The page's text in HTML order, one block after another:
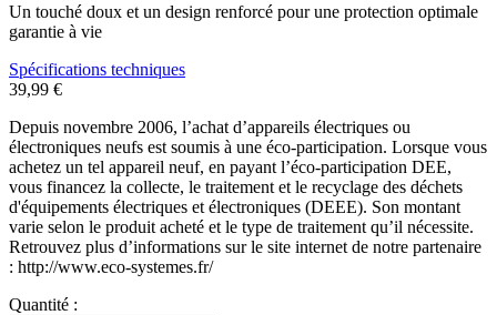
Un touché doux et un design renforcé pour une protection optimale
garantie à vie
Spécifications techniques
39,99 €
Depuis novembre 2006, l’achat d’appareils électriques ou
électroniques neufs est soumis à une éco-participation. Lorsque vous
achetez un tel appareil neuf, en payant l’éco-participation DEE,
vous financez la collecte, le traitement et le recyclage des déchets
d'équipements électriques et électroniques (DEEE). Son montant
varie selon le produit acheté et le type de traitement qu’il nécessite.
Retrouvez plus d’informations sur le site internet de notre partenaire
: http://www.eco-systemes.fr/
Quantité :